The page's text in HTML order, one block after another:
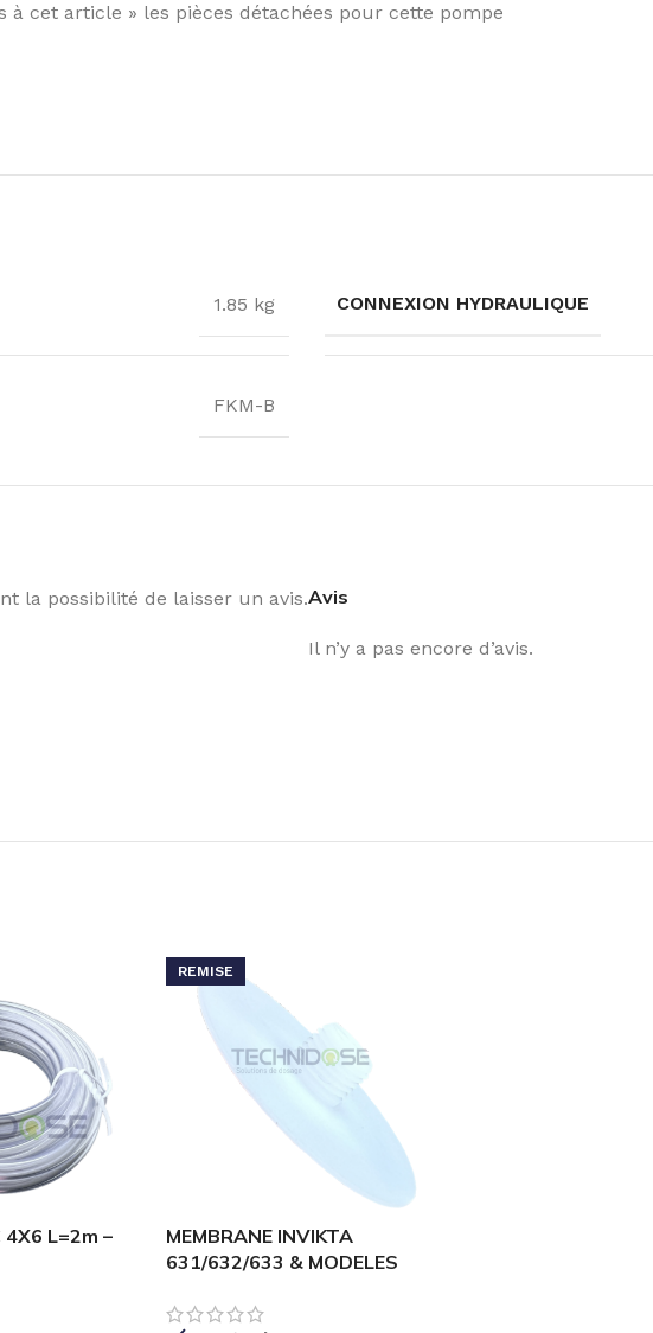
à cet article » les pièces détachées pour cette pompe
1.85 kg CONNEXION HYDRAULIQUE
FKM-B
Avis
Il n’y a pas encore d’avis.
la possibilité de laisser un avis.
4X6 L=2m –
REMISE
MEMBRANE INVIKTA
631/632/633 & MODELES